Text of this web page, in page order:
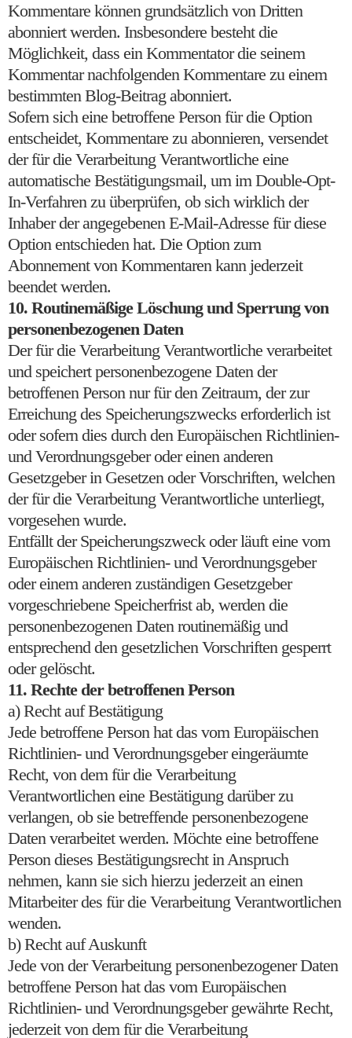
Kommentare können grundsätzlich von Dritten
abonniert werden. Insbesondere besteht die
Möglichkeit, dass ein Kommentator die seinem
Kommentar nachfolgenden Kommentare zu einem
bestimmten Blog-Beitrag abonniert.
Sofern sich eine betroffene Person für die Option
entscheidet, Kommentare zu abonnieren, versendet
der für die Verarbeitung Verantwortliche eine
automatische Bestätigungsmail, um im Double-Opt-
In-Verfahren zu überprüfen, ob sich wirklich der
Inhaber der angegebenen E-Mail-Adresse für diese
Option entschieden hat. Die Option zum
Abonnement von Kommentaren kann jederzeit
beendet werden.
10. Routinemäßige Löschung und Sperrung von
personenbezogenen Daten
Der für die Verarbeitung Verantwortliche verarbeitet
und speichert personenbezogene Daten der
betroffenen Person nur für den Zeitraum, der zur
Erreichung des Speicherungszwecks erforderlich ist
oder sofern dies durch den Europäischen Richtlinien-
und Verordnungsgeber oder einen anderen
Gesetzgeber in Gesetzen oder Vorschriften, welchen
der für die Verarbeitung Verantwortliche unterliegt,
vorgesehen wurde.
Entfällt der Speicherungszweck oder läuft eine vom
Europäischen Richtlinien- und Verordnungsgeber
oder einem anderen zuständigen Gesetzgeber
vorgeschriebene Speicherfrist ab, werden die
personenbezogenen Daten routinemäßig und
entsprechend den gesetzlichen Vorschriften gesperrt
oder gelöscht.
11. Rechte der betroffenen Person
a) Recht auf Bestätigung
Jede betroffene Person hat das vom Europäischen
Richtlinien- und Verordnungsgeber eingeräumte
Recht, von dem für die Verarbeitung
Verantwortlichen eine Bestätigung darüber zu
verlangen, ob sie betreffende personenbezogene
Daten verarbeitet werden. Möchte eine betroffene
Person dieses Bestätigungsrecht in Anspruch
nehmen, kann sie sich hierzu jederzeit an einen
Mitarbeiter des für die Verarbeitung Verantwortlichen
wenden.
b) Recht auf Auskunft
Jede von der Verarbeitung personenbezogener Daten
betroffene Person hat das vom Europäischen
Richtlinien- und Verordnungsgeber gewährte Recht,
jederzeit von dem für die Verarbeitung